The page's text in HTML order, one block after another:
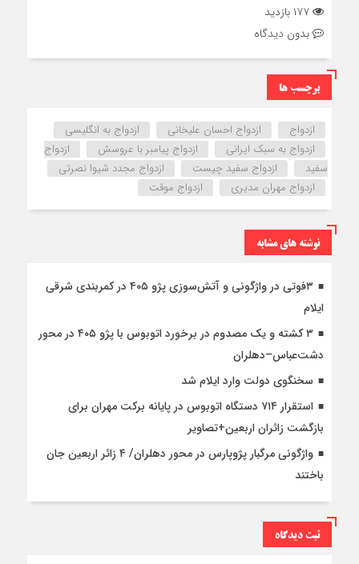
بدون دیدگاه
برچسب ها
ازدواج ازدواج احسان علیخانی
ازدواج به انگلیسی
ازدواج به سبک ایرانی
ازدواج پیامبر با عروسش
ازدواج
سفید
ازدواج سفید چیست
ازدواج مجدد شیوا نصرتی
ازدواج مهران مدیری
ازدواج موقت
نوشته های مشابه
۳فوتی در واژگونی و آتش‌سوزی پژو ۴۰۵ در کمربندی شرقی
ایلام
۳ کشته و یک مصدوم در برخورد اتوبوس با پژو ۴۰۵ در محور
دشت‌عباس–دهلران
سخنگوی دولت وارد ایلام شد
استقرار ۷۱۴ دستگاه اتوبوس در پایانه برکت مهران برای
بازگشت زائران اربعین+تصاویر
واژگونی مرگبار پژوپارس در محور دهلران/ ۴ زائر اربعین جان
باختند
ثبت دیدگاه